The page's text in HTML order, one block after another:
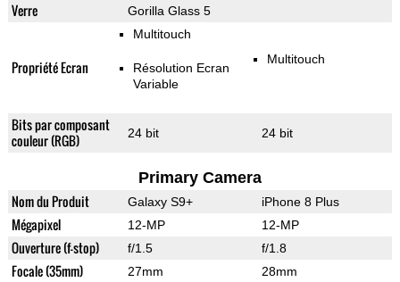
Verre Gorilla Glass 5
Propriété Ecran
Multitouch
Résolution Ecran
Variable
Multitouch
Bits par composant
couleur (RGB)
24 bit 24 bit
Primary Camera
Nom du Produit Galaxy S9+ iPhone 8 Plus
Mégapixel 12-MP 12-MP
Ouverture (f-stop) f/1.5 f/1.8
Focale (35mm) 27mm 28mm